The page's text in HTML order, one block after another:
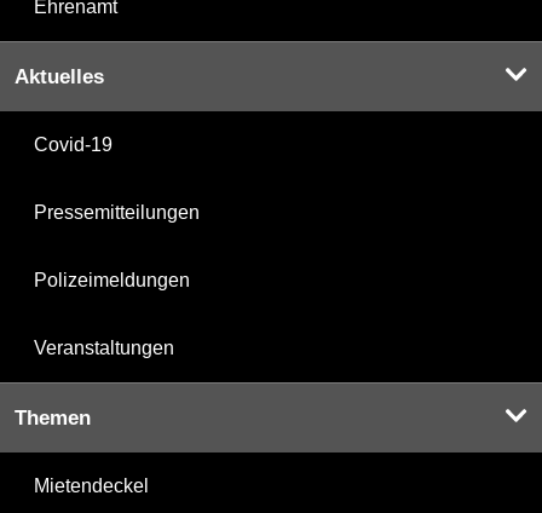
Ehrenamt
Aktuelles
Covid-19
Pressemitteilungen
Polizeimeldungen
Veranstaltungen
Themen
Mietendeckel